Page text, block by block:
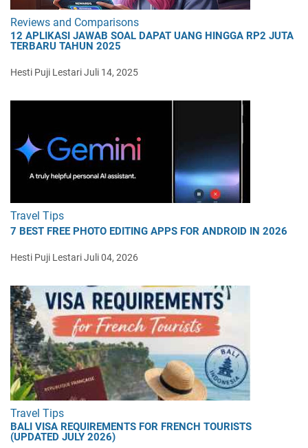
Reviews and Comparisons
12 APLIKASI JAWAB SOAL DAPAT UANG HINGGA RP2 JUTA
TERBARU TAHUN 2025
Hesti Puji LestariJuli 14, 2025
Travel Tips
7 BEST FREE PHOTO EDITING APPS FOR ANDROID IN 2026
Hesti Puji LestariJuli 04, 2026
Travel Tips
BALI VISA REQUIREMENTS FOR FRENCH TOURISTS
(UPDATED JULY 2026)